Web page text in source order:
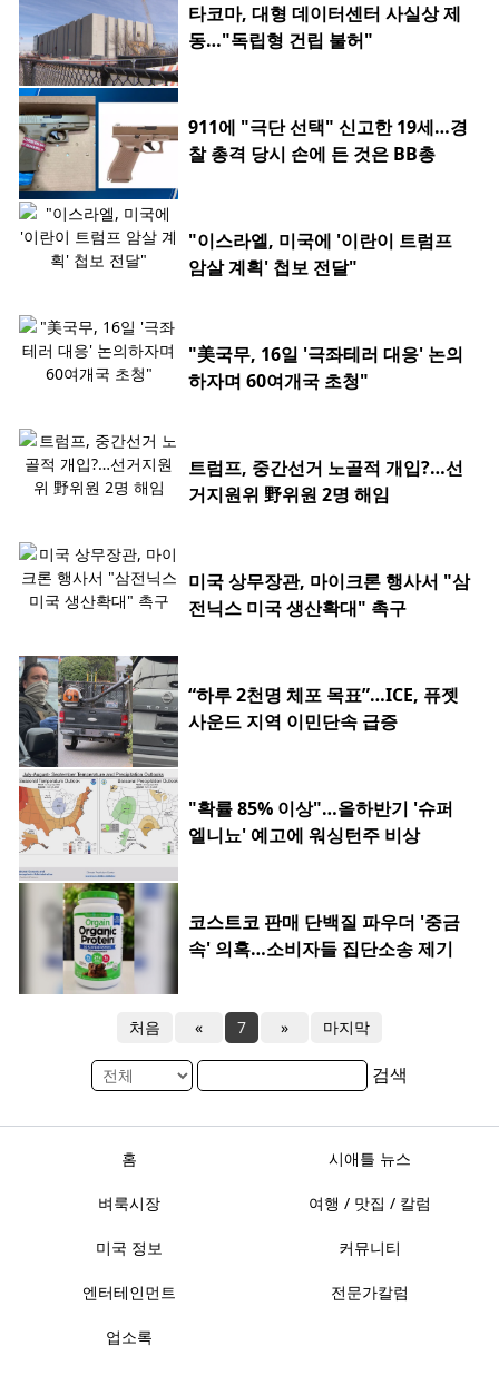
타코마, 대형 데이터센터 사실상 제
동…"독립형 건립 불허"
911에 "극단 선택" 신고한 19세…경
찰 총격 당시 손에 든 것은 BB총
"이스라엘, 미국에 '이란이 트럼프
암살 계획' 첩보 전달"
"美국무, 16일 '극좌테러 대응' 논의
하자며 60여개국 초청"
트럼프, 중간선거 노골적 개입?…선
거지원위 野위원 2명 해임
미국 상무장관, 마이크론 행사서 "삼
전닉스 미국 생산확대" 촉구
“하루 2천명 체포 목표”…ICE, 퓨젯
사운드 지역 이민단속 급증
"확률 85% 이상"…올하반기 '슈퍼
엘니뇨' 예고에 워싱턴주 비상
코스트코 판매 단백질 파우더 '중금
속' 의혹…소비자들 집단소송 제기
처음 « 7 » 마지막
검색
홈 시애틀 뉴스
벼룩시장 여행 / 맛집 / 칼럼
미국 정보 커뮤니티
엔터테인먼트 전문가칼럼
업소록